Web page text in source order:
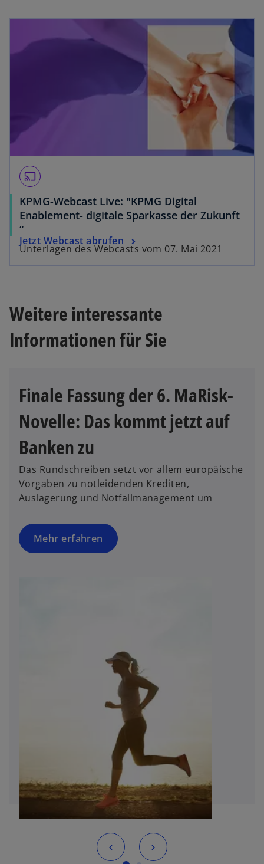
k
r
t
g
n
cast
KPMG-Webcast Live: "KPMG Digital
Enablement- digitale Sparkasse der Zukunft
“
Unterlagen des Webcasts vom 07. Mai 2021
Jetzt Webcast abrufen
Weitere interessante
Informationen für Sie
Finale Fassung der 6. MaRisk-
Novelle: Das kommt jetzt auf
Banken zu
Das Rundschreiben setzt vor allem europäische
Vorgaben zu notleidenden Krediten,
Auslagerung und Notfallmanagement um
Mehr erfahren